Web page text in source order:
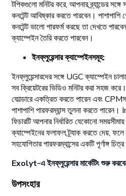
টপিকগুলো মনিটর করে, আপনার ব্র্যান্ডের
কনটেন্ট আবিষ্কার করতে পারবেন।
কনটেন্ট ভালো পারফর্ম করছে তা দেখতে
ক্যাম্পেইন তৈরি করতে পারবেন।
ইনফ্লুয়েন্সার ক্যাম্পেইনসমূহ:
ইনফ্লুয়েন্সারদের সঙ্গে UGC ক্যাম্পেইন
সব ক্রিয়েটরের ভিডিও মনিটর করা সহজ
ফোল্ডারে একত্রিত করতে পারেন এবং
পাশাপাশি পারফরম্যান্স তুলনা করতে
ফিচারটি আপনার নির্ধারিত যেকোনো সময়সীমায়
ক্যাম্পেইনের ফলাফল ট্র্যাক করতে দেয়,
সহযোগিতার পারফরম্যান্সের একটি পূর্ণাঙ্গ
Exolyt-এ ইনফ্লুয়েন্সার মার্কেটিং শুরু
উপসংহার